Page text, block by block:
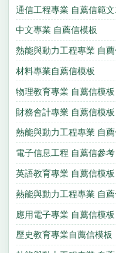
通信工程專業 自薦信範文
中文專業 自薦信模板
熱能與動力工程專業 自薦
材料專業自薦信模板
物理教育專業 自薦信模板
財務會計專業 自薦信模板
熱能與動力工程專業 自
電子信息工程 自薦信參考
英語教育專業 自薦信模板
熱能與動力工程專業 自薦
應用電子專業 自薦信模板
歷史教育專業自薦信模板